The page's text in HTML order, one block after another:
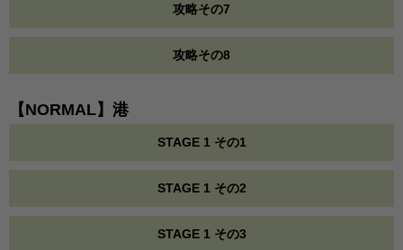
攻略その7
攻略その8
【NORMAL】港
STAGE 1 その1
STAGE 1 その2
STAGE 1 その3